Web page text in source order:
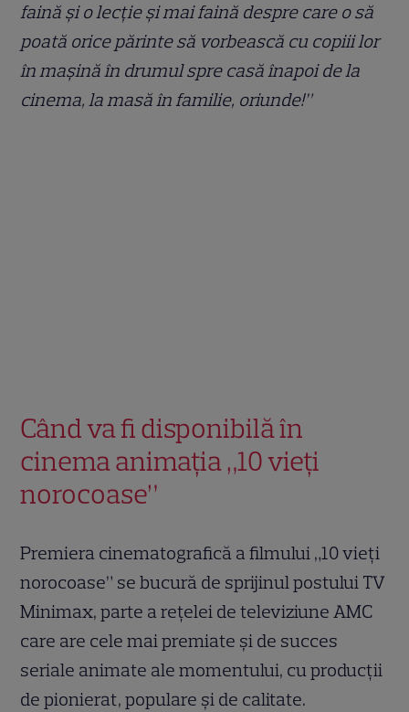
faină și o lecție și mai faină despre care o să
poată orice părinte să vorbească cu copiii lor
în mașină în drumul spre casă înapoi de la
cinema, la masă în familie, oriunde!”
Când va fi disponibilă în
cinema animația „10 vieți
norocoase”
Premiera cinematografică a filmului „10 vieți
norocoase” se bucură de sprijinul postului TV
Minimax, parte a rețelei de televiziune AMC
care are cele mai premiate și de succes
seriale animate ale momentului, cu producții
de pionierat, populare și de calitate.